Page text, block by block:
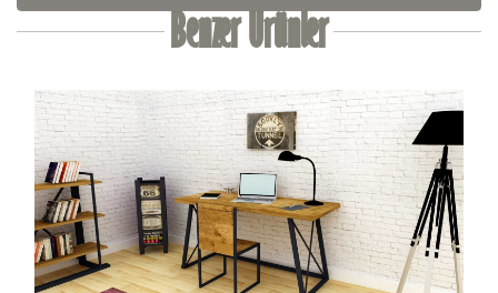
Benzer Ürünler